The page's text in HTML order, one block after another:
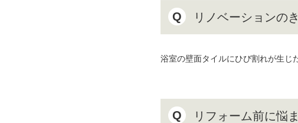
Q リノベーションの
浴室の壁面タイルにひび割れが生じ
Q リフォーム前に悩